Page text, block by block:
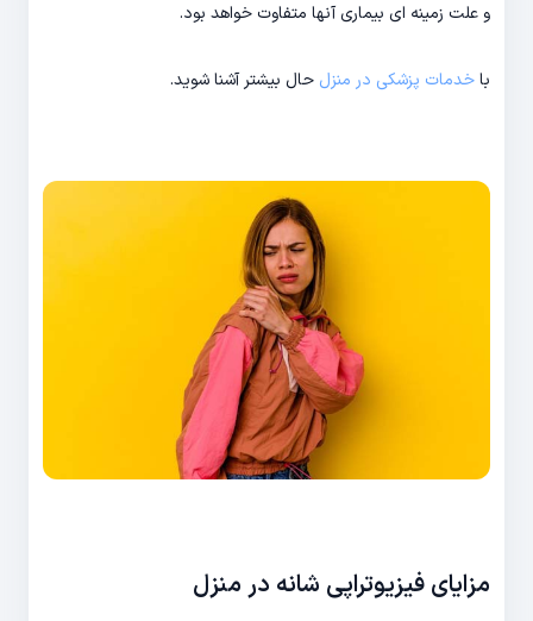
و علت زمینه ای بیماری آنها متفاوت خواهد بود.
باخدمات پزشکی در منزل حال بیشتر آشنا شوید.
مزایای فیزیوتراپی شانه در منزل